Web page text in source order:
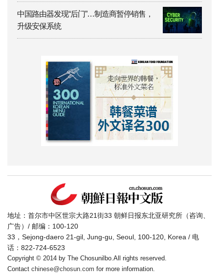
中国路由器发现“后门”…制造商暂停销售，
升级安保系统
地址：首尔市中区世宗大路21街33 朝鲜日报东北亚研究所（咨询、
广告）/ 邮编：100-120
33，Sejong-daero 21-gil, Jung-gu, Seoul, 100-120, Korea / 电
话：822-724-6523
Copyright © 2014 by The Chosunilbo.All rights reserved.
Contact chinese@chosun.com for more information.